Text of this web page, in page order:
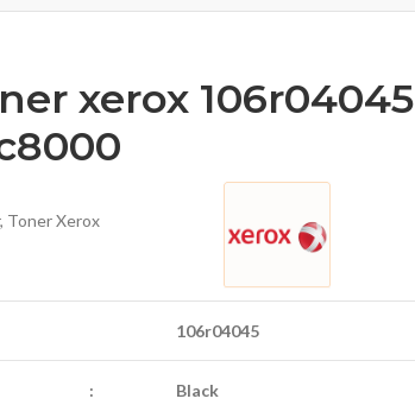
xerox 106r04045
, Toner Xerox
106r04045
: Black